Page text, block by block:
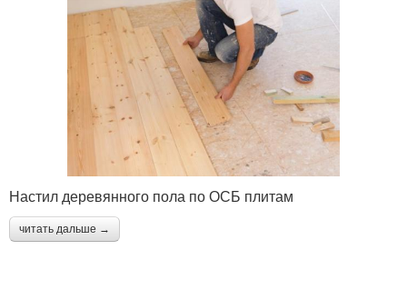
Настил деревянного пола по ОСБ плитам
читать дальше →